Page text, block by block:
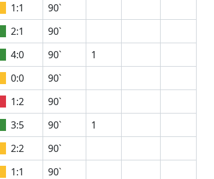
1:1
90`
2:1
90`
4:0 90`
1
0:0
90`
1:2
90`
3:5 90`
1
2:2
90`
1:1
90`